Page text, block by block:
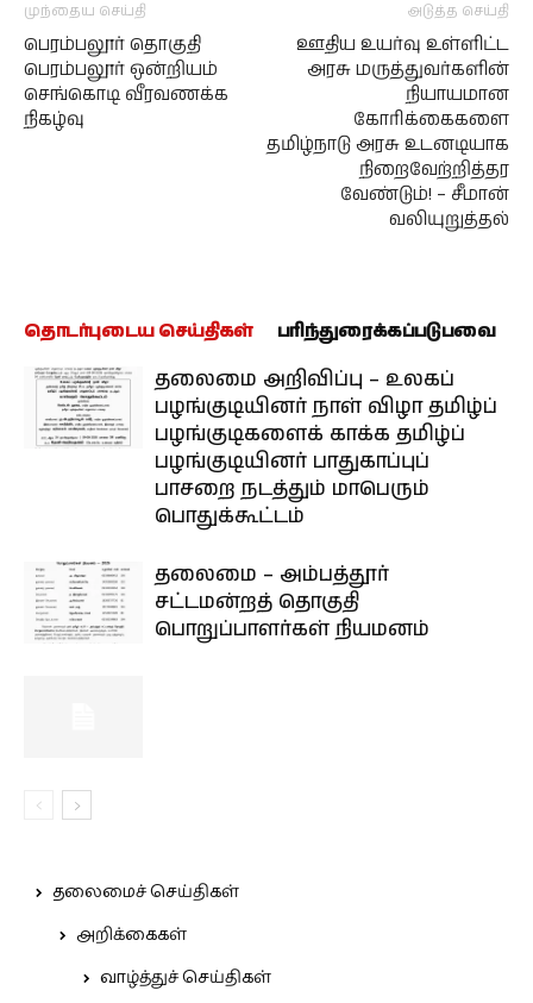
முந்தைய செய்தி
பெரம்பலூர் தொகுதி
பெரம்பலூர் ஒன்றியம்
செங்கொடி வீரவணக்க
நிகழ்வு
அடுத்த செய்தி
ஊதிய உயர்வு உள்ளிட்ட
அரசு மருத்துவர்களின்
நியாயமான
கோரிக்கைகளை
தமிழ்நாடு அரசு உடனடியாக
நிறைவேற்றித்தர
வேண்டும்! – சீமான்
வலியுறுத்தல்
தொடர்புடைய செய்திகள் பரிந்துரைக்கப்படுபவை
தலைமை அறிவிப்பு – உலகப்
பழங்குடியினர் நாள் விழா தமிழ்ப்
பழங்குடிகளைக் காக்க தமிழ்ப்
பழங்குடியினர் பாதுகாப்புப்
பாசறை நடத்தும் மாபெரும்
பொதுக்கூட்டம்
தலைமை – அம்பத்தூர்
சட்டமன்றத் தொகுதி
பொறுப்பாளர்கள் நியமனம்
தலைமைச் செய்திகள்
அறிக்கைகள்
வாழ்த்துச் செய்திகள்